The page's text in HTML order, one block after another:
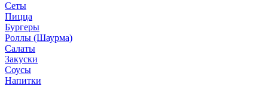
Сеты
Пицца
Бургеры
Роллы (Шаурма)
Салаты
Закуски
Соусы
Напитки